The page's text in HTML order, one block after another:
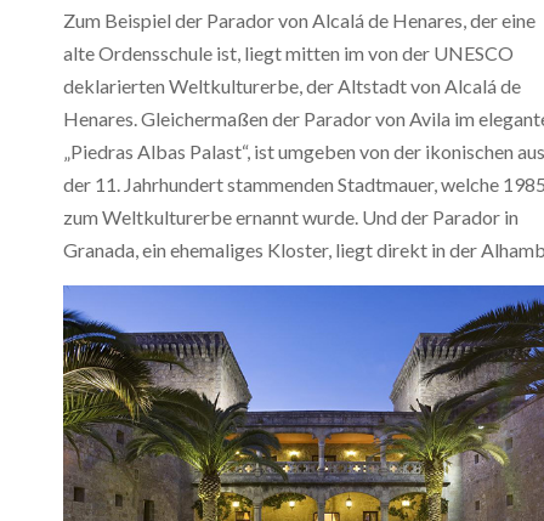
Zum Beispiel der Parador von Alcalá de Henares, der eine
alte Ordensschule ist, liegt mitten im von der UNESCO
deklarierten Weltkulturerbe, der Altstadt von Alcalá de
Henares. Gleichermaßen der Parador von Avila im
„Piedras Albas Palast“, ist umgeben von der ikonischen aus
der 11. Jahrhundert stammenden Stadtmauer, welche
zum Weltkulturerbe ernannt wurde. Und der Parador in
Granada, ein ehemaliges Kloster, liegt direkt in der